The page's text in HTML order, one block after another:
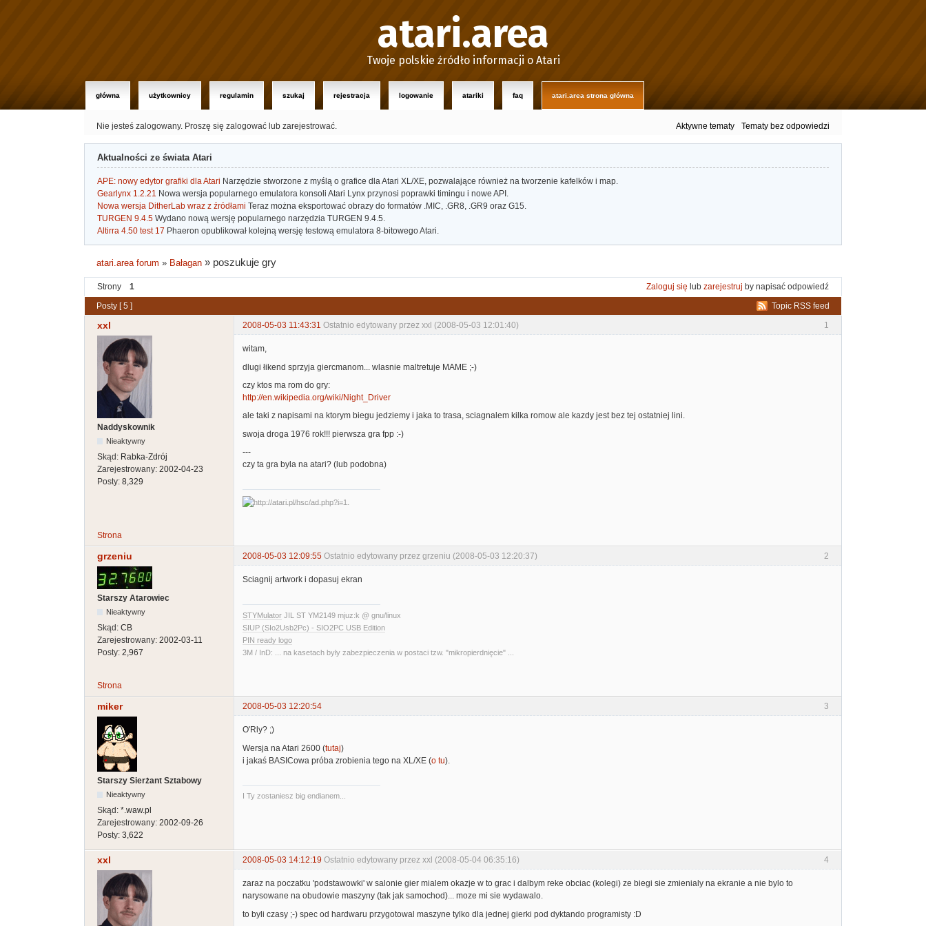
atari.area
Twoje polskie źródło informacji o Atari
główna użytkownicy regulamin szukaj rejestracja logowanie atariki faq atari.area strona główna
Nie jesteś zalogowany. Proszę się zalogować lub zarejestrować. Aktywne tematy Tematy bez odpowiedzi
Aktualności ze świata Atari
APE: nowy edytor grafiki dla Atari Narzędzie stworzone z myślą o grafice dla Atari XL/XE, pozwalające również na tworzenie kafelków i map.
Gearlynx 1.2.21 Nowa wersja popularnego emulatora konsoli Atari Lynx przynosi poprawki timingu i nowe API.
Nowa wersja DitherLab wraz z źródłami Teraz można eksportować obrazy do formatów .MIC, .GR8, .GR9 oraz G15.
TURGEN 9.4.5 Wydano nową wersję popularnego narzędzia TURGEN 9.4.5.
Altirra 4.50 test 17 Phaeron opublikował kolejną wersję testową emulatora 8-bitowego Atari.
atari.area forum » Bałagan » poszukuje gry
Strony 1 Zaloguj się lub zarejestruj by napisać odpowiedź
Topic RSS feed
Posty [ 5 ]
1
xxl 2008-05-03 11:43:31 Ostatnio edytowany przez xxl (2008-05-03 12:01:40)
Naddyskownik
Nieaktywny
Skąd: Rabka-Zdrój
Zarejestrowany: 2002-04-23
Posty: 8,329
witam,
dlugi łikend sprzyja giercmanom... wlasnie maltretuje MAME ;-)
czy ktos ma rom do gry:
http://en.wikipedia.org/wiki/Night_Driver
ale taki z napisami na ktorym biegu jedziemy i jaka to trasa, sciagnalem kilka romow ale kazdy jest bez tej ostatniej lini.
swoja droga 1976 rok!!! pierwsza gra fpp :-)
---
czy ta gra byla na atari? (lub podobna)
Strona
2
grzeniu 2008-05-03 12:09:55 Ostatnio edytowany przez grzeniu (2008-05-03 12:20:37)
Starszy Atarowiec
Nieaktywny
Skąd: CB
Zarejestrowany: 2002-03-11
Posty: 2,967
Sciagnij artwork i dopasuj ekran
STYMulator JIL ST YM2149 mjuz:k @ gnu/linux
SIUP (SIo2Usb2Pc) - SIO2PC USB Edition
PIN ready logo
3M / InD: ... na kasetach były zabezpieczenia w postaci tzw. "mikropierdnięcie" ...
Strona
3
miker 2008-05-03 12:20:54
Starszy Sierżant Sztabowy
Nieaktywny
Skąd: *.waw.pl
Zarejestrowany: 2002-09-26
Posty: 3,622
O'Rly? ;)
Wersja na Atari 2600 (tutaj)
i jakaś BASICowa próba zrobienia tego na XL/XE (o tu).
I Ty zostaniesz big endianem...
4
xxl 2008-05-03 14:12:19 Ostatnio edytowany przez xxl (2008-05-04 06:35:16)
zaraz na poczatku 'podstawowki' w salonie gier mialem okazje w to grac i dalbym reke obciac (kolegi) ze biegi sie zmienialy na ekranie a nie bylo to
narysowane na obudowie maszyny (tak jak samochod)... moze mi sie wydawalo.
to byli czasy ;-) spec od hardwaru przygotowal maszyne tylko dla jednej gierki pod dyktando programisty :D